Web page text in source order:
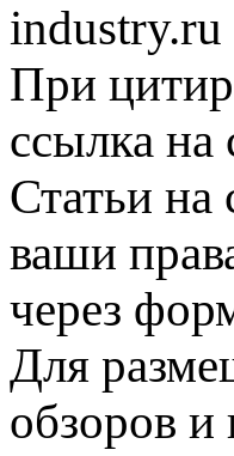
При
ссылка на
Статьи на
ваши
через
Для
обзоров и